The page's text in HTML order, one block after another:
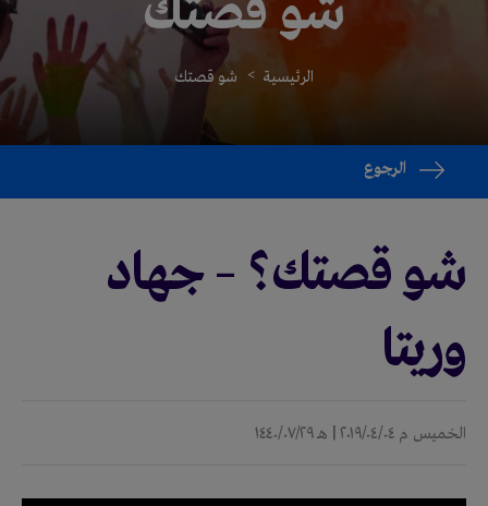
شو قصتك
الرئيسية شو قصتك
الرجوع
شو قصتك؟ – جهاد
وريتا
الخميس م ٢٠١٩/٠٤/٠٤ | هـ ١٤٤٠/٠٧/٢٩